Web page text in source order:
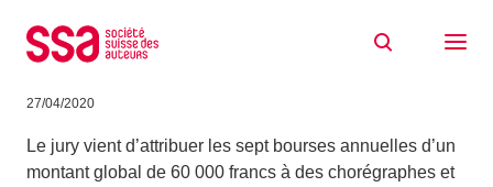
chorégraphique
27/04/2020
Le jury vient d’attribuer les sept bourses annuelles d’un
montant global de 60 000 francs à des chorégraphes et